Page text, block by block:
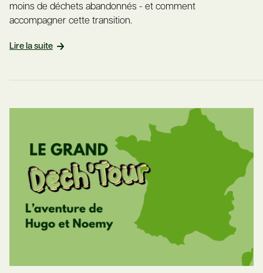
moins de déchets abandonnés - et comment
accompagner cette transition.
Lire la suite